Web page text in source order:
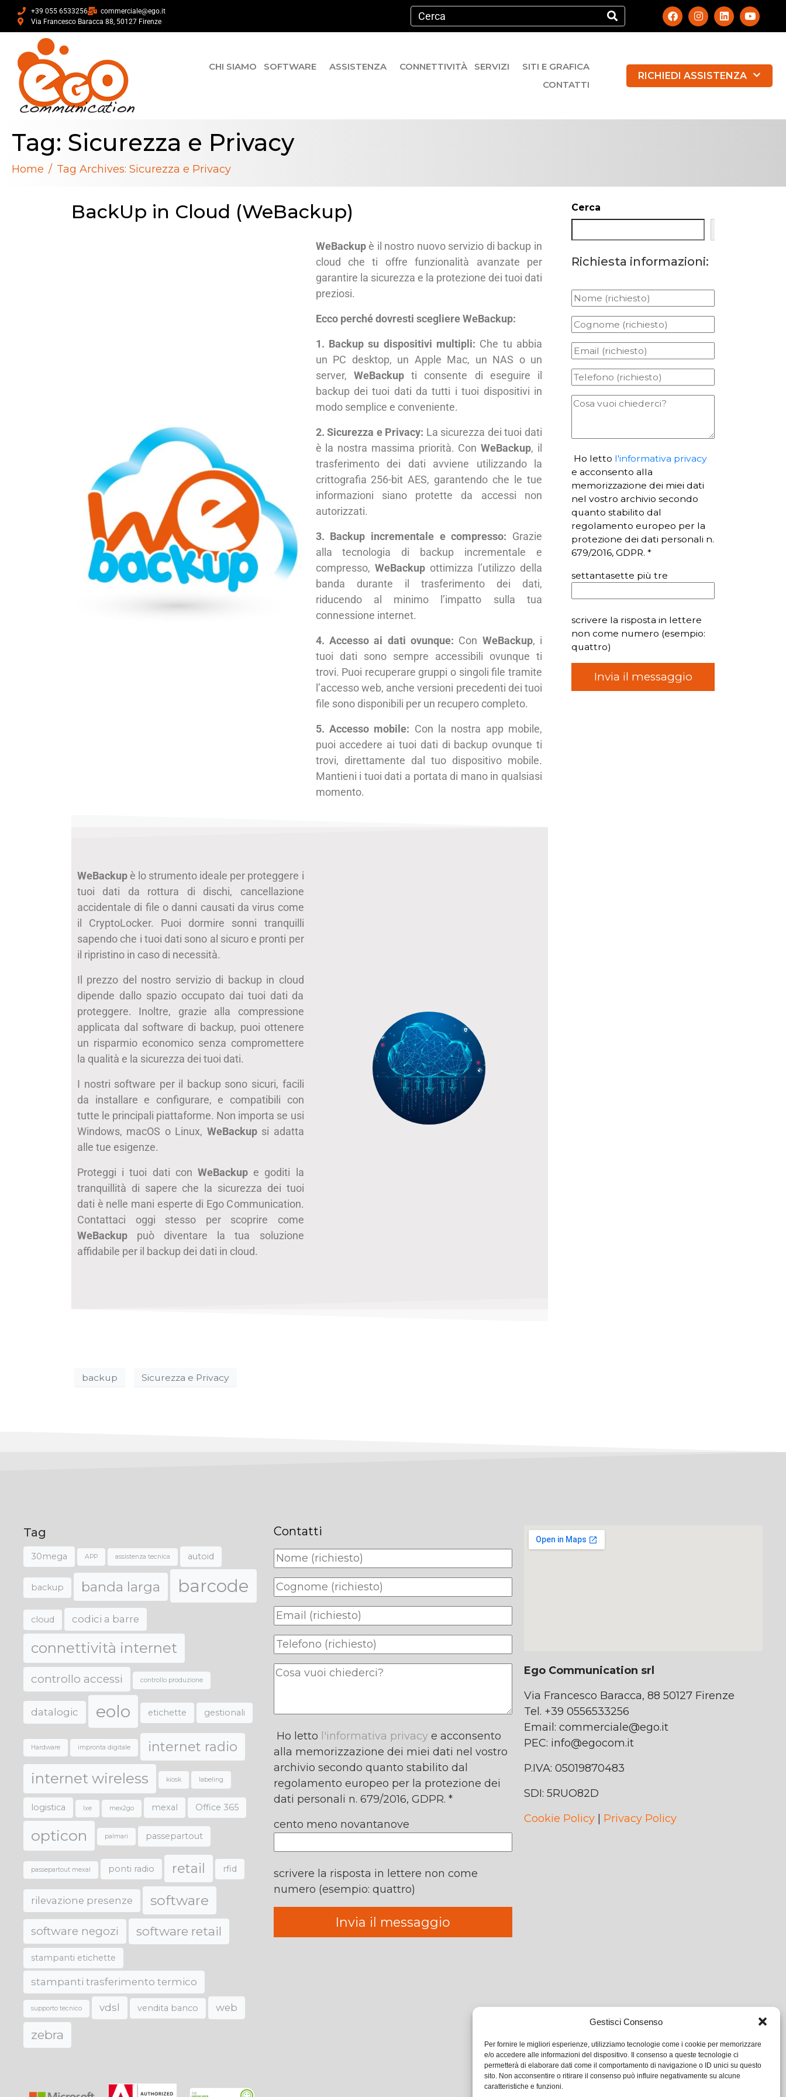
Gestisci Consenso
Per fornire le migliori esperienze, utilizziamo tecnologie come i cookie per memorizzare
e/o accedere alle informazioni del dispositivo. Il consenso a queste tecnologie ci
permetterà di elaborare dati come il comportamento di navigazione o ID unici su questo
sito. Non acconsentire o ritirare il consenso può influire negativamente su alcune
caratteristiche e funzioni.
+39 055 6533256
commerciale@ego.it
Via Francesco Baracca 88, 50127 Firenze
CHI SIAMO SOFTWARE ASSISTENZA CONNETTIVITÀ SERVIZI
SITI E GRAFICA
CONTATTI
RICHIEDI ASSISTENZA
Tag: Sicurezza e Privacy
Home Tag Archives: Sicurezza e Privacy
BackUp in Cloud (WeBackup)
WeBackupè il nostro nuovo servizio di backup in
cloud che ti offre funzionalità avanzate per
garantire la sicurezza e la protezione dei tuoi dati
preziosi.
Ecco perché dovresti scegliere WeBackup:
1. Backup su dispositivi multipli: Che tu abbia
un PC desktop, un Apple Mac, un NAS o un
server, WeBackupti consente di eseguire il
backup dei tuoi dati da tutti i tuoi dispositivi in
modo semplice e conveniente.
2. Sicurezza e Privacy: La sicurezza dei tuoi dati
è la nostra massima priorità. Con WeBackup, il
trasferimento dei dati avviene utilizzando la
crittografia 256-bit AES, garantendo che le tue
informazioni siano protette da accessi non
autorizzati.
3. Backup incrementale e compresso: Grazie
alla tecnologia di backup incrementale e
compresso, WeBackupottimizza l’utilizzo della
banda durante il trasferimento dei dati,
riducendo al minimo l’impatto sulla tua
connessione internet.
4. Accesso ai dati ovunque: Con WeBackup, i
tuoi dati sono sempre accessibili ovunque ti
trovi. Puoi recuperare gruppi o singoli file tramite
l’accesso web, anche versioni precedenti dei tuoi
file sono disponibili per un recupero completo.
5. Accesso mobile: Con la nostra app mobile,
puoi accedere ai tuoi dati di backup ovunque ti
trovi, direttamente dal tuo dispositivo mobile.
Mantieni i tuoi dati a portata di mano in qualsiasi
momento.
WeBackup è lo strumento ideale per proteggere i
tuoi dati da rottura di dischi, cancellazione
accidentale di file o danni causati da virus come
il CryptoLocker. Puoi dormire sonni tranquilli
sapendo che i tuoi dati sono al sicuro e pronti per
il ripristino in caso di necessità.
Il prezzo del nostro servizio di backup in cloud
dipende dallo spazio occupato dai tuoi dati da
proteggere. Inoltre, grazie alla compressione
applicata dal software di backup, puoi ottenere
un risparmio economico senza compromettere
la qualità e la sicurezza dei tuoi dati.
I nostri software per il backup sono sicuri, facili
da installare e configurare, e compatibili con
tutte le principali piattaforme. Non importa se usi
Windows, macOS o Linux, WeBackupsi adatta
alle tue esigenze.
Proteggi i tuoi dati con WeBackupe goditi la
tranquillità di sapere che la sicurezza dei tuoi
dati è nelle mani esperte di Ego Communication.
Contattaci oggi stesso per scoprire come
WeBackup può diventare la tua soluzione
affidabile per il backup dei dati in cloud.
backup Sicurezza e Privacy
Cerca
Richiesta informazioni:
Ho letto l'informativa privacy
e acconsento alla
memorizzazione dei miei dati
nel vostro archivio secondo
quanto stabilito dal
regolamento europeo per la
protezione dei dati personali n.
679/2016, GDPR. *
settantasette più tre
scrivere la risposta in lettere
non come numero (esempio:
quattro)
Tag
30mega APP assistenza tecnica autoid
backup banda larga barcode
cloud codici a barre
connettività internet
controllo accessi controllo produzione
datalogic eolo etichette gestionali
Hardware impronta digitale internet radio
internet wireless kiosk labeling
logistica lxe mex2go mexal Office 365
opticon palmari passepartout
passepartout mexal ponti radio retail rfid
rilevazione presenze software
software negozi software retail
stampanti etichette
stampanti trasferimento termico
supporto tecnico vdsl vendita banco web
zebra
Contatti
Ho letto l'informativa privacye acconsento
alla memorizzazione dei miei dati nel vostro
archivio secondo quanto stabilito dal
regolamento europeo per la protezione dei
dati personali n. 679/2016, GDPR. *
cento meno novantanove
scrivere la risposta in lettere non come
numero (esempio: quattro)
Ego Communication srl
Via Francesco Baracca, 88 50127 Firenze
Tel. +39 0556533256
Email: commerciale@ego.it
PEC: info@egocom.it
P.IVA: 05019870483
SDI: 5RUO82D
Cookie Policy| Privacy Policy